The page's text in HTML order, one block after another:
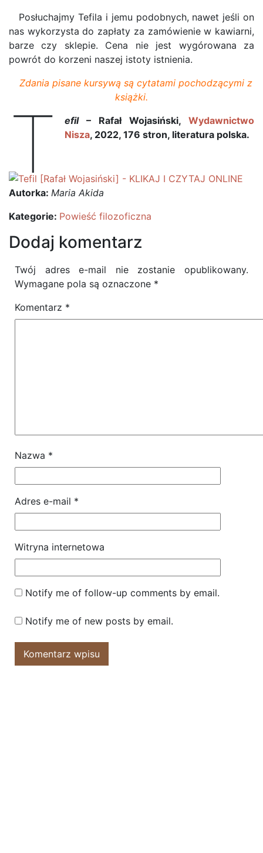
Posłuchajmy Tefila i jemu podobnych, nawet jeśli on
nas wykorzysta do zapłaty za zamówienie w kawiarni,
barze czy sklepie. Cena nie jest wygórowana za
powrót do korzeni naszej istoty istnienia.
Zdania pisane kursywą są cytatami pochodzącymi z
książki.
T efil– Rafał Wojasiński, Wydawnictwo
Nisza, 2022, 176 stron, literatura polska.
Autorka: Maria Akida
Kategorie: Powieść filozoficzna
Dodaj komentarz
Twój adres e-mail nie zostanie opublikowany.
Wymagane pola są oznaczone *
Komentarz *
Nazwa *
Adres e-mail *
Witryna internetowa
Notify me of follow-up comments by email.
Notify me of new posts by email.